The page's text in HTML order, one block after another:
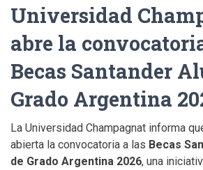
Universidad
abre la
Becas Santander
Grado Argentina
La Universidad Champagnat informa
abierta la convocatoria a las Becas
de Grado Argentina 2026, una